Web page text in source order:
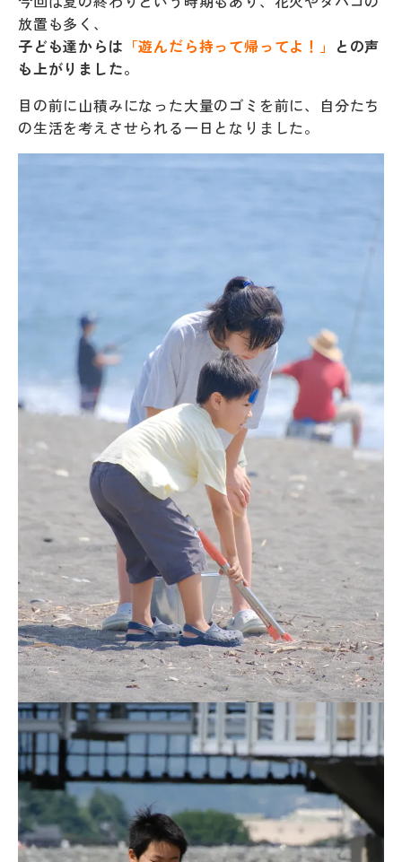
放置も多く、
子ども達からは 「遊んだら持って帰ってよ！」 との声
も上がりました。
目の前に山積みになった大量のゴミを前に、自分たち
の生活を考えさせられる一日となりました。